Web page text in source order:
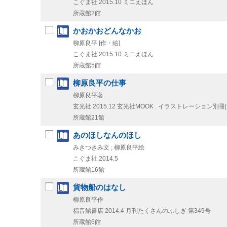
こぐま社 2015.10 ミニえほん
所蔵館2館
かおかおどんなかお
柳原良平 [作・絵]
こぐま社 2015.10 ミニえほん
所蔵館5館
柳原良平の仕事
柳原良平著
玄光社 2015.12 玄光社MOOK . イラストレーション別
所蔵館21館
あのほしなんのほし
みきつきみ文 ; 柳原良平絵
こぐま社 2014.5
所蔵館16館
貨物船のはなし
柳原良平作
福音館書店 2014.4 月刊たくさんのふしぎ 第349号
所蔵館6館